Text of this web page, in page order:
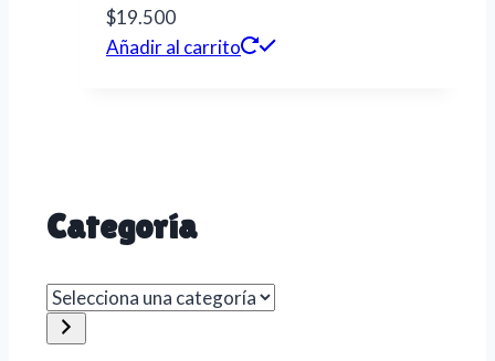
$19.500
Añadir al carrito
Categoría
Selecciona
una